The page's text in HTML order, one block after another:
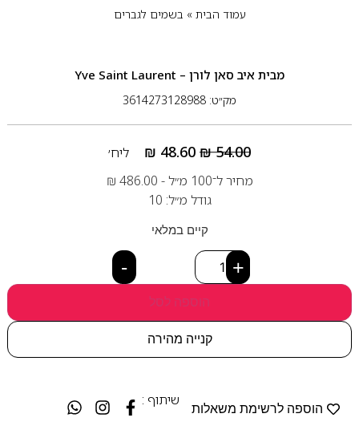
עמוד הבית» בשמים לגברים
מבית איב סאן לורן – Yve Saint Laurent
מק״ט: 3614273128988
₪54.00
₪ 48.60
ליח׳
מחיר ל־100 מ״ל -
₪ 486.00
גודל מ״ל: 10
קיים במלאי
- +
הוספה לסל
קנייה מהירה
הוספה לרשימת משאלות
שיתוף :